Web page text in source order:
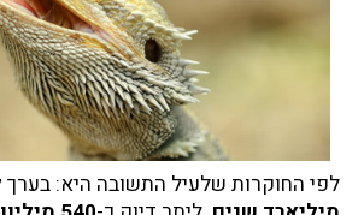
לפי החוקרות שלעיל התשובה היא: בערך